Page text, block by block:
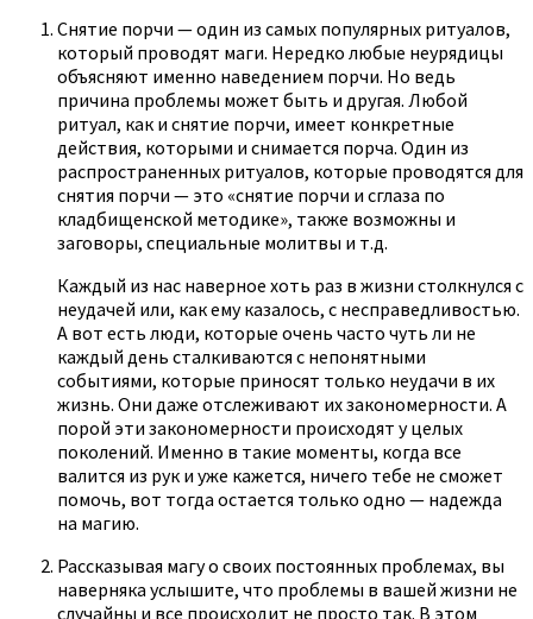
Снятие порчи — один из самых популярных ритуалов,
который проводят маги. Нередко любые неурядицы
объясняют именно наведением порчи. Но ведь
причина проблемы может быть и другая. Любой
ритуал, как и снятие порчи, имеет конкретные
действия, которыми и снимается порча. Один из
распространенных ритуалов, которые проводятся для
снятия порчи — это «снятие порчи и сглаза по
кладбищенской методике», также возможны и
заговоры, специальные молитвы и т.д.
Каждый из нас наверное хоть раз в жизни столкнулся с
неудачей или, как ему казалось, с несправедливостью.
А вот есть люди, которые очень часто чуть ли не
каждый день сталкиваются с непонятными
событиями, которые приносят только неудачи в их
жизнь. Они даже отслеживают их закономерности. А
порой эти закономерности происходят у целых
поколений. Именно в такие моменты, когда все
валится из рук и уже кажется, ничего тебе не сможет
помочь, вот тогда остается только одно — надежда
на магию.
Рассказывая магу о своих постоянных проблемах, вы
наверняка услышите, что проблемы в вашей жизни не
случайны и все происходит не просто так. В этом